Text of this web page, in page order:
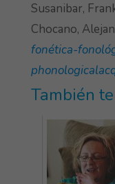
Susanibar,
Chocano,
fonética-
También